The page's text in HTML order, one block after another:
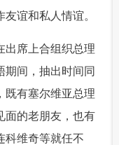
谊和私人情谊。
席上合组织总理
间，抽出时间同
既有塞尔维亚总理
面的老朋友，也有
科维奇等就任不